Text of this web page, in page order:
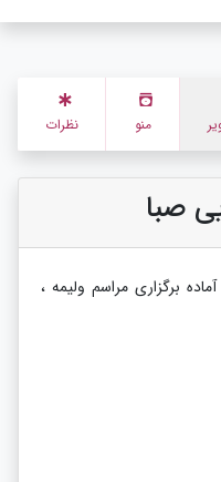
منو نظرات
صبا
300 نفر آماده برگزاری مراسم ولیمه ،